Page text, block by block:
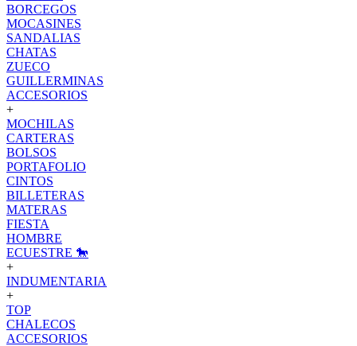
BORCEGOS
MOCASINES
SANDALIAS
CHATAS
ZUECO
GUILLERMINAS
ACCESORIOS
+
MOCHILAS
CARTERAS
BOLSOS
PORTAFOLIO
CINTOS
BILLETERAS
MATERAS
FIESTA
HOMBRE
ECUESTRE 🐎
+
INDUMENTARIA
+
TOP
CHALECOS
ACCESORIOS